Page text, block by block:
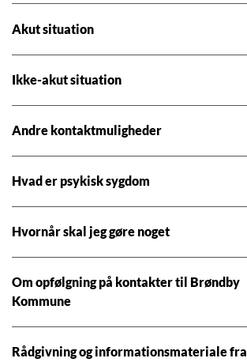
Akut situation
Ikke-akut situation
Andre kontaktmuligheder
Hvad er psykisk sygdom
Hvornår skal jeg gøre noget
Om opfølgning på kontakter til Brøndby
Kommune
Rådgivning og informationsmateriale fra